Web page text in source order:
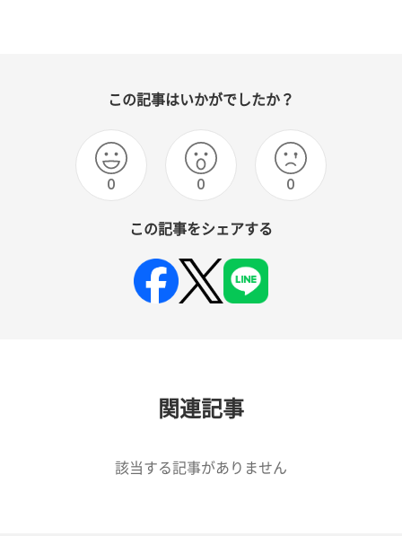
この記事はいかがでしたか？
0 0 0
この記事をシェアする
関連記事
該当する記事がありません